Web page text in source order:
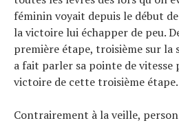
féminin voyait depuis le début de
la victoire lui échapper de peu.
première étape, troisième sur la
a fait parler sa pointe de vitesse
victoire de cette troisième étape.
Contrairement à la veille,
Tests de produits
Conseils
Tendances
Tous nos articles